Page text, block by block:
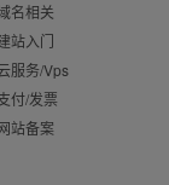
名相关
站入门
服务/Vps
付/发票
站备案